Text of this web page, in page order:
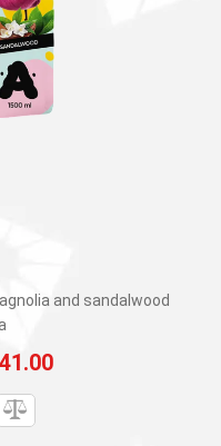
and sandalwood
41.00Текущая